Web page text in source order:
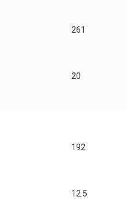
261
20
192
12.5